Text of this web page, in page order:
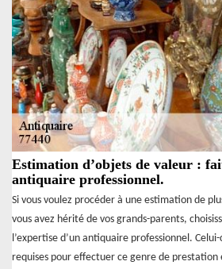
Estimation d’objets de valeur :
antiquaire professionnel.
Si vous voulez procéder à une estimation de
vous avez hérité de vos grands-parents,
l’expertise d’un antiquaire professionnel.
requises pour effectuer ce genre de prestation